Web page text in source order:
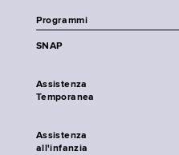
Programmi
SNAP
Assistenza
Temporanea
Assistenza
all'infanzia